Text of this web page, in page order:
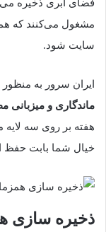
فضای ابری ذخیره
مشغول می‌کنند که
سایت شود.
ایران سرور به
ماندگاری و
هفته بر روی سه
خیال شما بابت حفظ